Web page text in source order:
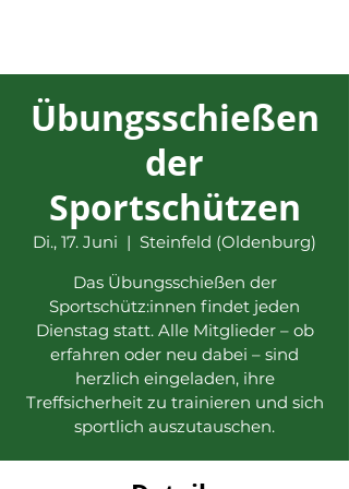
Übungsschießen
der
Sportschützen
Di., 17. Juni
  |
Steinfeld (Oldenburg)
Das Übungsschießen der
Sportschütz:innen findet jeden
Dienstag statt. Alle Mitglieder – ob
erfahren oder neu dabei – sind
herzlich eingeladen, ihre
Treffsicherheit zu trainieren und sich
sportlich auszutauschen.